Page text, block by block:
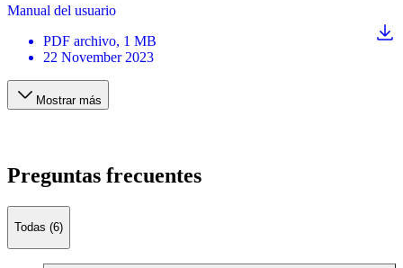
Manual del usuario
PDF archivo, 1 MB
22 November 2023
Mostrar más
Preguntas frecuentes
Todas (6)